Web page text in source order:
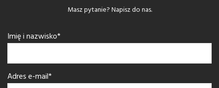
Masz pytanie? Napisz do nas.
Imię i nazwisko*
Adres e-mail*